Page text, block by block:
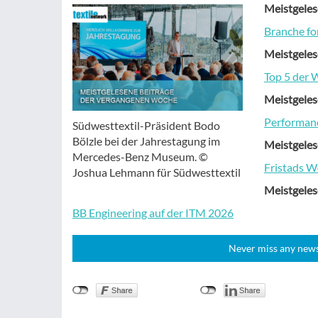
Südwesttextil-Präsident Bodo
Bölzle bei der Jahrestagung im
Mercedes-Benz Museum. ©
Joshua Lehmann für Südwesttextil
Branche
Top 5 der
Fristads
BB Engineering auf der ITM 2026
Never miss any